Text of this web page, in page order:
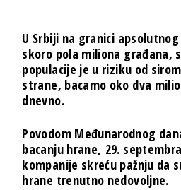
U Srbiji na granici
skoro pola miliona građana,
populacije je u riziku od
strane, bacamo oko dva
dnevno.
Povodom Međunarodnog
bacanju hrane, 29.
kompanije skreću pažnju da
hrane trenutno nedovoljne.